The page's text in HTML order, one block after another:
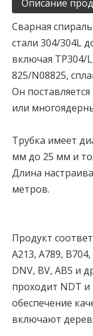
Описание
Сварная
стали 304/304L
включая TP304/
825/N08825,
Он
или
Трубка имеет
мм до 25 мм и
Длина
метров.
Продукт
A213, A789,
DNV, BV, ABS и
проходит NDT и
обеспечение
включают